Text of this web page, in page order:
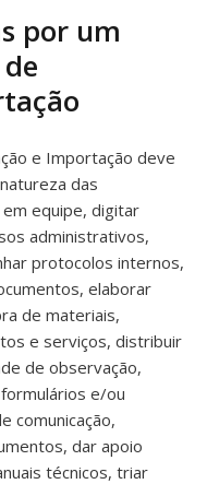
por um
e Importação deve
das
equipe, digitar
administrativos,
protocolos internos,
elaborar
de materiais,
e serviços, distribuir
de observação,
e/ou
comunicação,
dar apoio
técnicos, triar